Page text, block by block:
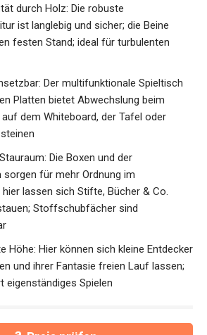
durch Holz: Die robuste
ist langlebig und sicher; die Beine
festen Stand; ideal für turbulenten
Der multifunktionale Spieltisch
Platten bietet Abwechslung beim
auf dem Whiteboard, der Tafel oder
Die Boxen und der
für mehr Ordnung im
lassen sich Stifte, Bücher & Co.
Stoffschubfächer sind
Höhe: Hier können sich kleine Entdecker
und ihrer Fantasie freien Lauf lassen;
eigenständiges Spielen